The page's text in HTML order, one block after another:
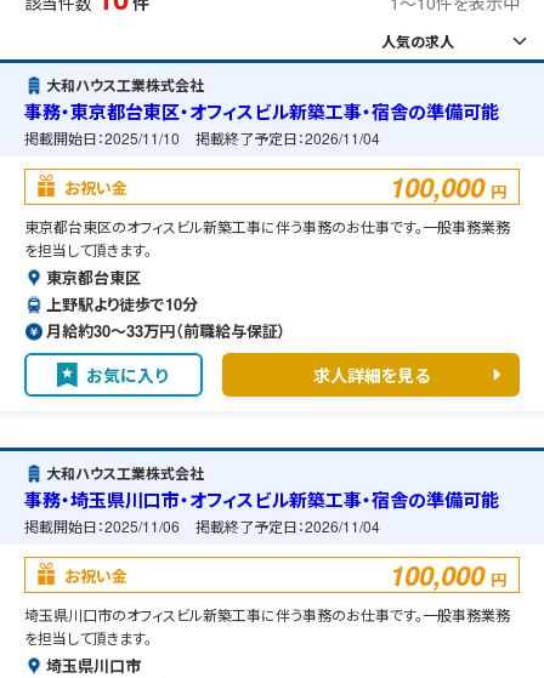
大和ハウス工業株式会社
事務・東京都台東区・オフィスビル新築工事・宿舎の準備可能
掲載開始日：2025/11/10 掲載終了予定日：2026/11/04
お祝い金 100,000 円
東京都台東区のオフィスビル新築工事に伴う事務のお仕事です。一般事務業務
を担当して頂きます。
東京都台東区
上野駅より徒歩で10分
月給約30〜33万円（前職給与保証）
お気に入り 求人詳細を見る
大和ハウス工業株式会社
事務・埼玉県川口市・オフィスビル新築工事・宿舎の準備可能
掲載開始日：2025/11/06 掲載終了予定日：2026/11/04
お祝い金 100,000 円
埼玉県川口市のオフィスビル新築工事に伴う事務のお仕事です。一般事務業務
を担当して頂きます。
埼玉県川口市